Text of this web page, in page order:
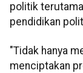
politik
pendidikan
"Tidak hanya
menciptakan